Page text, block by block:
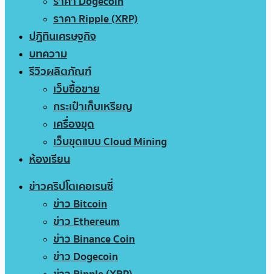
ราคา Ripple (XRP)
ปฏิทินเศรษฐกิจ
บทความ
รีวิวผลิตภัณฑ์
เว็บซื้อขาย
กระเป๋าเก็บเหรียญ
เครื่องขุด
เว็บขุดแบบ Cloud Mining
ห้องเรียน
ข่าวคริปโตเคอเรนซี่
ข่าว Bitcoin
ข่าว Ethereum
ข่าว Binance Coin
ข่าว Dogecoin